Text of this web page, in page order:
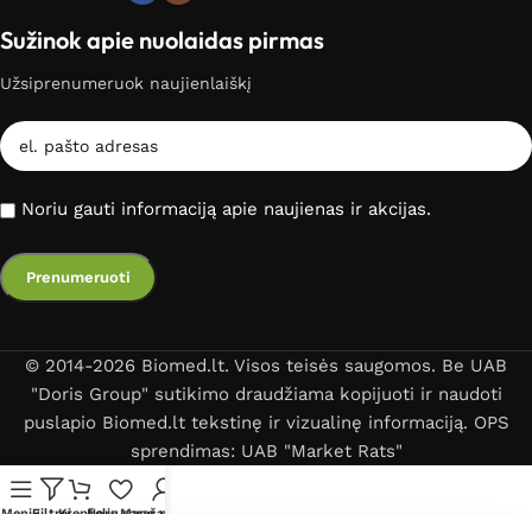
Sužinok apie nuolaidas pirmas
Užsiprenumeruok naujienlaiškį
Noriu gauti informaciją apie naujienas ir akcijas.
© 2014-2026 Biomed.lt. Visos teisės saugomos. Be UAB
"Doris Group" sutikimo draudžiama kopijuoti ir naudoti
puslapio Biomed.lt tekstinę ir vizualinę informaciją. OPS
sprendimas: UAB "Market Rats"